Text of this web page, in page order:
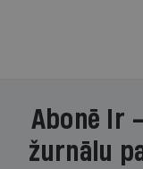
Abonē Ir
žurnālu